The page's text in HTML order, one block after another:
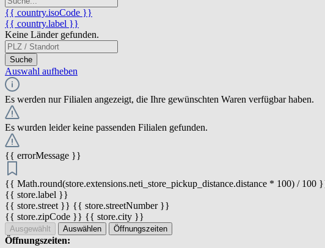
{{ country.isoCode }}
{{ country.label }}
Keine Länder gefunden.
Suche
Auswahl aufheben
Es werden nur Filialen angezeigt, die Ihre gewünschten Waren verfügbar haben.
Es wurden leider keine passenden Filialen gefunden.
{{ errorMessage }}
{{ Math.round(store.extensions.neti_store_pickup_distance.distance * 100) /
{{ store.label }}
{{ store.street }} {{ store.streetNumber }}
{{ store.zipCode }} {{ store.city }}
Ausgewählt Auswählen Öffnungszeiten
Öffnungszeiten: